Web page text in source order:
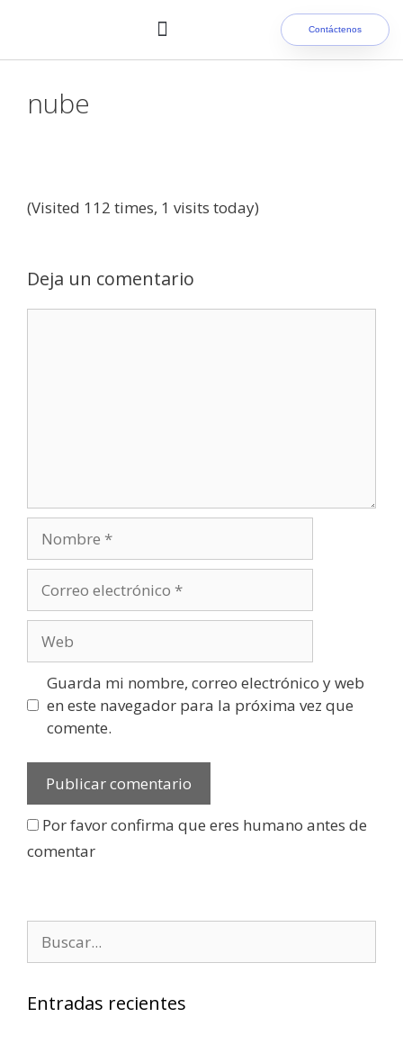
Contáctenos
nube
(Visited 112 times, 1 visits today)
Deja un comentario
Guarda mi nombre, correo electrónico y web
en este navegador para la próxima vez que
comente.
Por favor confirma que eres humano antes de
comentar
Entradas recientes